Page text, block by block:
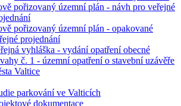
pořizovaný územní plán - návh pro veřejné
pořizovaný územní plán - opakované
projednání
vyhláška - vydání opatření obecné
č. 1 - územní opatření o stavební uzávěře
Valtice
parkování ve Valticích
dokumentace